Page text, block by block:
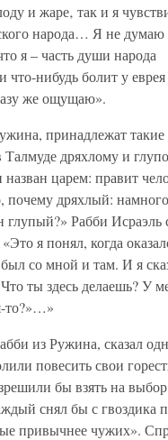
и жаре‚ так и я
народа… Я не думаю
я – часть души народа
что-нибудь болит у еврея
же ощущаю».
принадлежат такие
Талмуде дряхлому и
царем: правит
почему дряхлый:
Рабби Исраэль
я понял, когда
со мной и там. И я
ты здесь делаешь? У
то?»…»
из Ружина, сказал
повесить свои
бы взять на
снял бы с гвоздика
привычнее чужих».